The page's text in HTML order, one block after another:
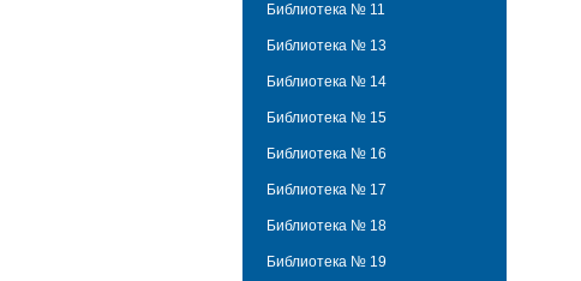
Библиотека № 11
Библиотека № 13
Библиотека № 14
Библиотека № 15
Библиотека № 16
Библиотека № 17
Библиотека № 18
Библиотека № 19